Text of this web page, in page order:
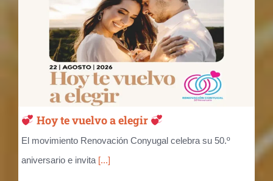
Hoy te vuelvo a elegir
El movimiento Renovación Conyugal celebra su 50.º
aniversario e invita[...]